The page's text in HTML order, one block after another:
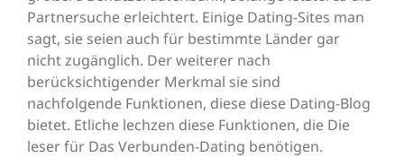
Partnersuche erleichtert. Einige Dating-Sites man
sagt, sie seien auch für bestimmte Länder gar
nicht zugänglich. Der weiterer nach
berücksichtigender Merkmal sie sind
nachfolgende Funktionen, diese diese Dating-Blog
bietet. Etliche lechzen diese Funktionen, die Die
leser für Das Verbunden-Dating benötigen.